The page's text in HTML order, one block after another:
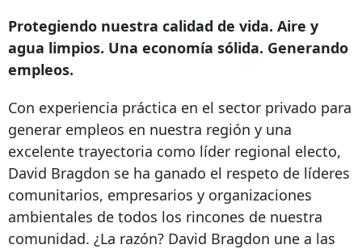
Protegiendo nuestra calidad de vida. Aire y
agua limpios. Una economía sólida. Generando
empleos.
Con experiencia práctica en el sector privado para
generar empleos en nuestra región y una
excelente trayectoria como líder regional electo,
David Bragdon se ha ganado el respeto de líderes
comunitarios, empresarios y organizaciones
ambientales de todos los rincones de nuestra
comunidad. ¿La razón? David Bragdon une a las